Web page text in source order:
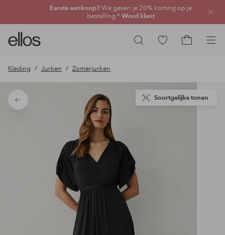
Eerste aankoop?We geven je 20% korting op je
bestelling.* Word klant
Zoeken
Ellos
logo
ga
de
voorpagina
Ga
producten
Kleding Jurken Zomerjurken
Terug
Soortgelijke tonen